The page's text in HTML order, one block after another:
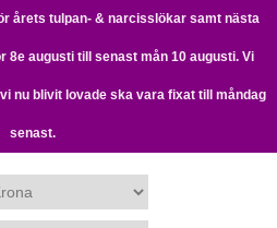
årets tulpan- & narcisslökar samt nästa
8e augusti till senast mån 10 augusti. Vi
nu blivit lovade ska vara fixat till måndag
senast.